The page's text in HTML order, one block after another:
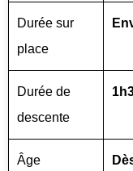
Durée sur
place
Durée de
descente
Âge